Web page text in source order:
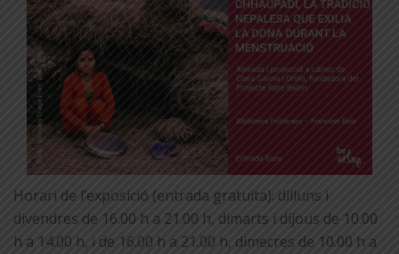
Horari de l’exposició (entrada gratuïta): dilluns i
divendres de 16.00 h a 21.00 h, dimarts i dijous de 10.00
h a 14.00 h, i de 16.00 h a 21.00 h, dimecres de 10.00 h a